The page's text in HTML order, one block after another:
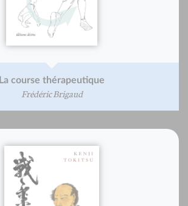
La course thérapeutique
Frédéric Brigaud